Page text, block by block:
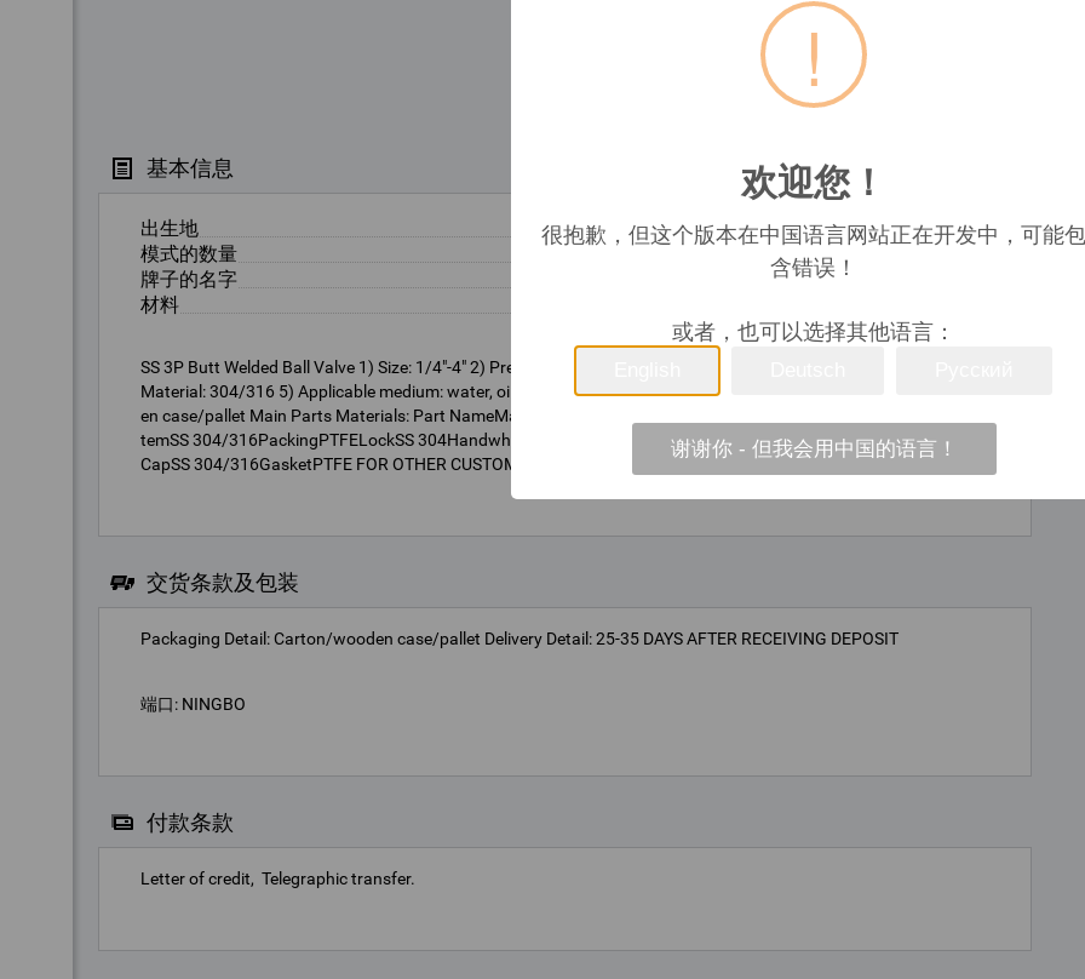
基本信息
出生地
Zhejiang China (Mainland)
模式的数量
3P Q61F-16/64C/P/R
牌子的名字
ZN / customized
材料
SS 3P Butt Welded Ball Valve 1) Size: 1/4"-4" 2) Pressure: 1.6-6.4lbs 3) Suitable temperature range: -20-350¡ãC 4)
Material: 304/316 5) Applicable medium: water, oil, gas and some corrosive liquids (W.O.G.)Packing:Carton/wood
en case/pallet Main Parts Materials: Part NameMaterialBodySS CF8/CF8MBallSS304/316Seal RingPTFE/RPTFES
temSS 304/316PackingPTFELockSS 304HandwheelSS 304Stem NutSS 304GlandSS 304Handle CoverPlasticSeal
CapSS 304/316GasketPTFE FOR OTHER CUSTOMIZED VALVE PRODUCTS, PLEASE CONTACT US.
交货条款及包装
Packaging Detail: Carton/wooden case/pallet Delivery Detail: 25-35 DAYS AFTER RECEIVING DEPOSIT
端口: NINGBO
付款条款
Letter of credit Telegraphic transfer
!
欢迎您！
很抱歉，但这个版本在中国语言网站正在开发中，可能包
含错误！
或者，也可以选择其他语言：
谢谢你 - 但我会用中国的语言！